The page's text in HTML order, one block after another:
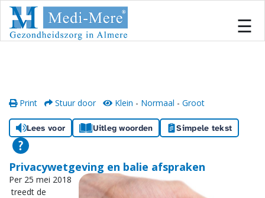
×
Informatiecentrum
☰
Print Stuur door Klein - Normaal - Groot
Lees voor Uitleg woorden Simpele tekst
Privacywetgeving en balie afspraken
Per 25 mei 2018
treedt de